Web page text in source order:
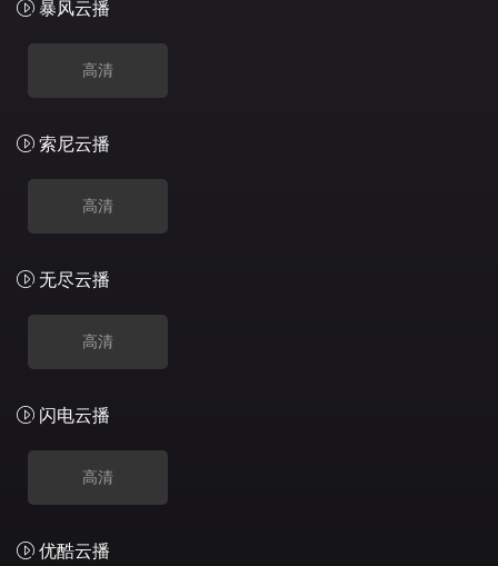
暴风云播
高清
索尼云播
高清
无尽云播
高清
闪电云播
高清
优酷云播